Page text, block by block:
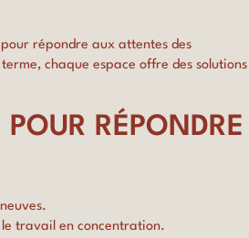
répondre aux attentes des
chaque espace offre des solutions
RÉPONDRE
travail en concentration.